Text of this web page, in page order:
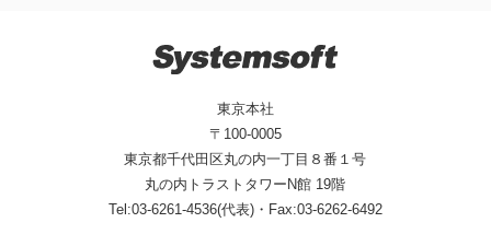
東京本社
〒100-0005
東京都千代田区丸の内一丁目８番１号
丸の内トラストタワーN館 19階
Tel:03-6261-4536(代表)・Fax:03-6262-6492